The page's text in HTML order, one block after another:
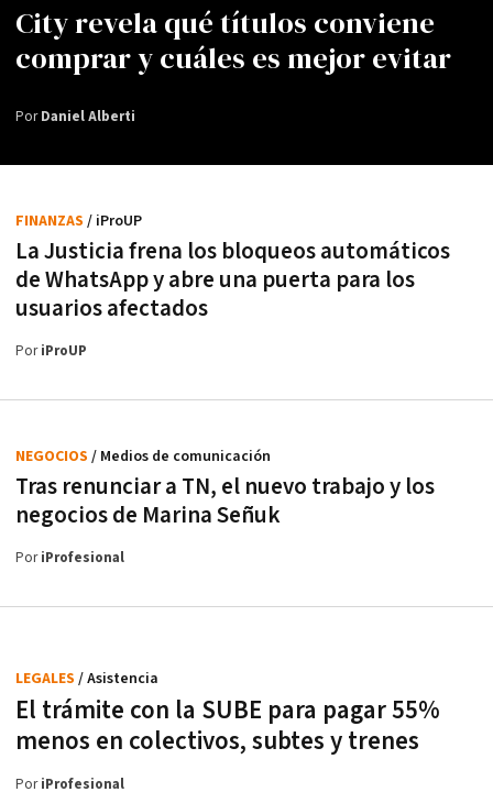
City revela qué títulos conviene
comprar y cuáles es mejor evitar
PorDaniel Alberti
La Justicia frena los bloqueos automáticos
de WhatsApp y abre una puerta para los
usuarios afectados
FINANZAS / iProUP
PoriProUP
Tras renunciar a TN, el nuevo trabajo y los
negocios de Marina Señuk
NEGOCIOS / Medios de comunicación
PoriProfesional
El trámite con la SUBE para pagar 55%
menos en colectivos, subtes y trenes
LEGALES / Asistencia
PoriProfesional